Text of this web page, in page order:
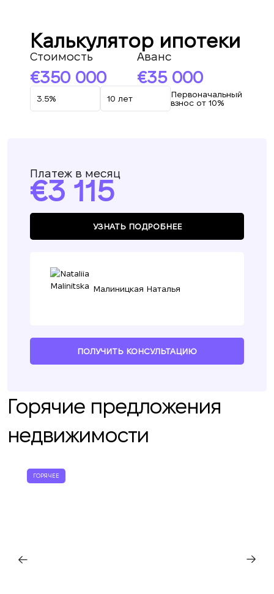
Калькулятор ипотеки
Стоимость
350 000
Аванс
35 000
Первоначальный
взнос от 10%
Платеж в месяц
3 115
УЗНАТЬ ПОДРОБНЕЕ
Малиницкая Наталья
ПОЛУЧИТЬ КОНСУЛЬТАЦИЮ
Горячие предложения
недвижимости
ГОРЯЧЕЕ